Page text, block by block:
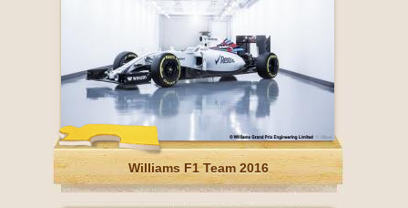
Williams F1 Team 2016